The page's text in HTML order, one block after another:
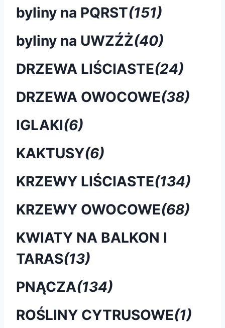
byliny na PQRST(151)
byliny na UWZŹŻ(40)
DRZEWA LIŚCIASTE(24)
DRZEWA OWOCOWE(38)
IGLAKI(6)
KAKTUSY(6)
KRZEWY LIŚCIASTE(134)
KRZEWY OWOCOWE(68)
KWIATY NA BALKON I
TARAS(13)
PNĄCZA(134)
ROŚLINY CYTRUSOWE(1)